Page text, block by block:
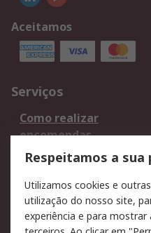
Aceitamos
Serviços
Como realizar
encomendas
Formas de entrega
Pagamento e
faturação
Respeitamos a sua
Utilizamos cookies e
utilização do nosso site,
experiência e para mostrar